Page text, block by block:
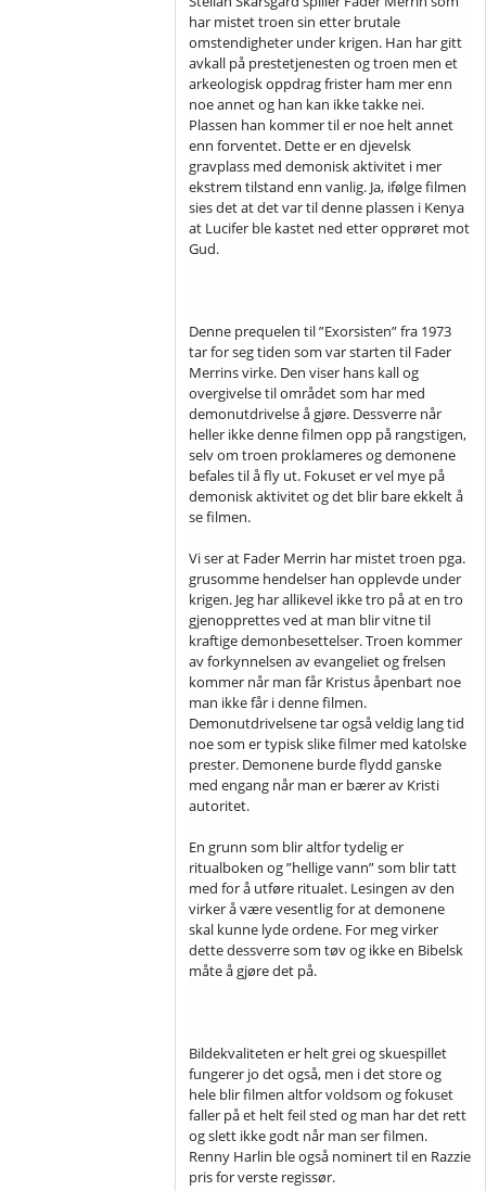
har mistet troen sin etter brutale
omstendigheter under krigen. Han har gitt
avkall på prestetjenesten og troen men et
arkeologisk oppdrag frister ham mer enn
noe annet og han kan ikke takke nei.
Plassen han kommer til er noe helt annet
enn forventet. Dette er en djevelsk
gravplass med demonisk aktivitet i mer
ekstrem tilstand enn vanlig. Ja, ifølge filmen
sies det at det var til denne plassen i Kenya
at Lucifer ble kastet ned etter opprøret mot
Gud.
Denne prequelen til ”Exorsisten” fra 1973
tar for seg tiden som var starten til Fader
Merrins virke. Den viser hans kall og
overgivelse til området som har med
demonutdrivelse å gjøre. Dessverre når
heller ikke denne filmen opp på rangstigen,
selv om troen proklameres og demonene
befales til å fly ut. Fokuset er vel mye på
demonisk aktivitet og det blir bare ekkelt å
se filmen.
Vi ser at Fader Merrin har mistet troen pga.
grusomme hendelser han opplevde under
krigen. Jeg har allikevel ikke tro på at en tro
gjenopprettes ved at man blir vitne til
kraftige demonbesettelser. Troen kommer
av forkynnelsen av evangeliet og frelsen
kommer når man får Kristus åpenbart noe
man ikke får i denne filmen.
Demonutdrivelsene tar også veldig lang tid
noe som er typisk slike filmer med katolske
prester. Demonene burde flydd ganske
med engang når man er bærer av Kristi
autoritet.
En grunn som blir altfor tydelig er
ritualboken og ”hellige vann” som blir tatt
med for å utføre ritualet. Lesingen av den
virker å være vesentlig for at demonene
skal kunne lyde ordene. For meg virker
dette dessverre som tøv og ikke en Bibelsk
måte å gjøre det på.
Bildekvaliteten er helt grei og skuespillet
fungerer jo det også, men i det store og
hele blir filmen altfor voldsom og fokuset
faller på et helt feil sted og man har det rett
og slett ikke godt når man ser filmen.
Renny Harlin ble også nominert til en Razzie
pris for verste regissør.